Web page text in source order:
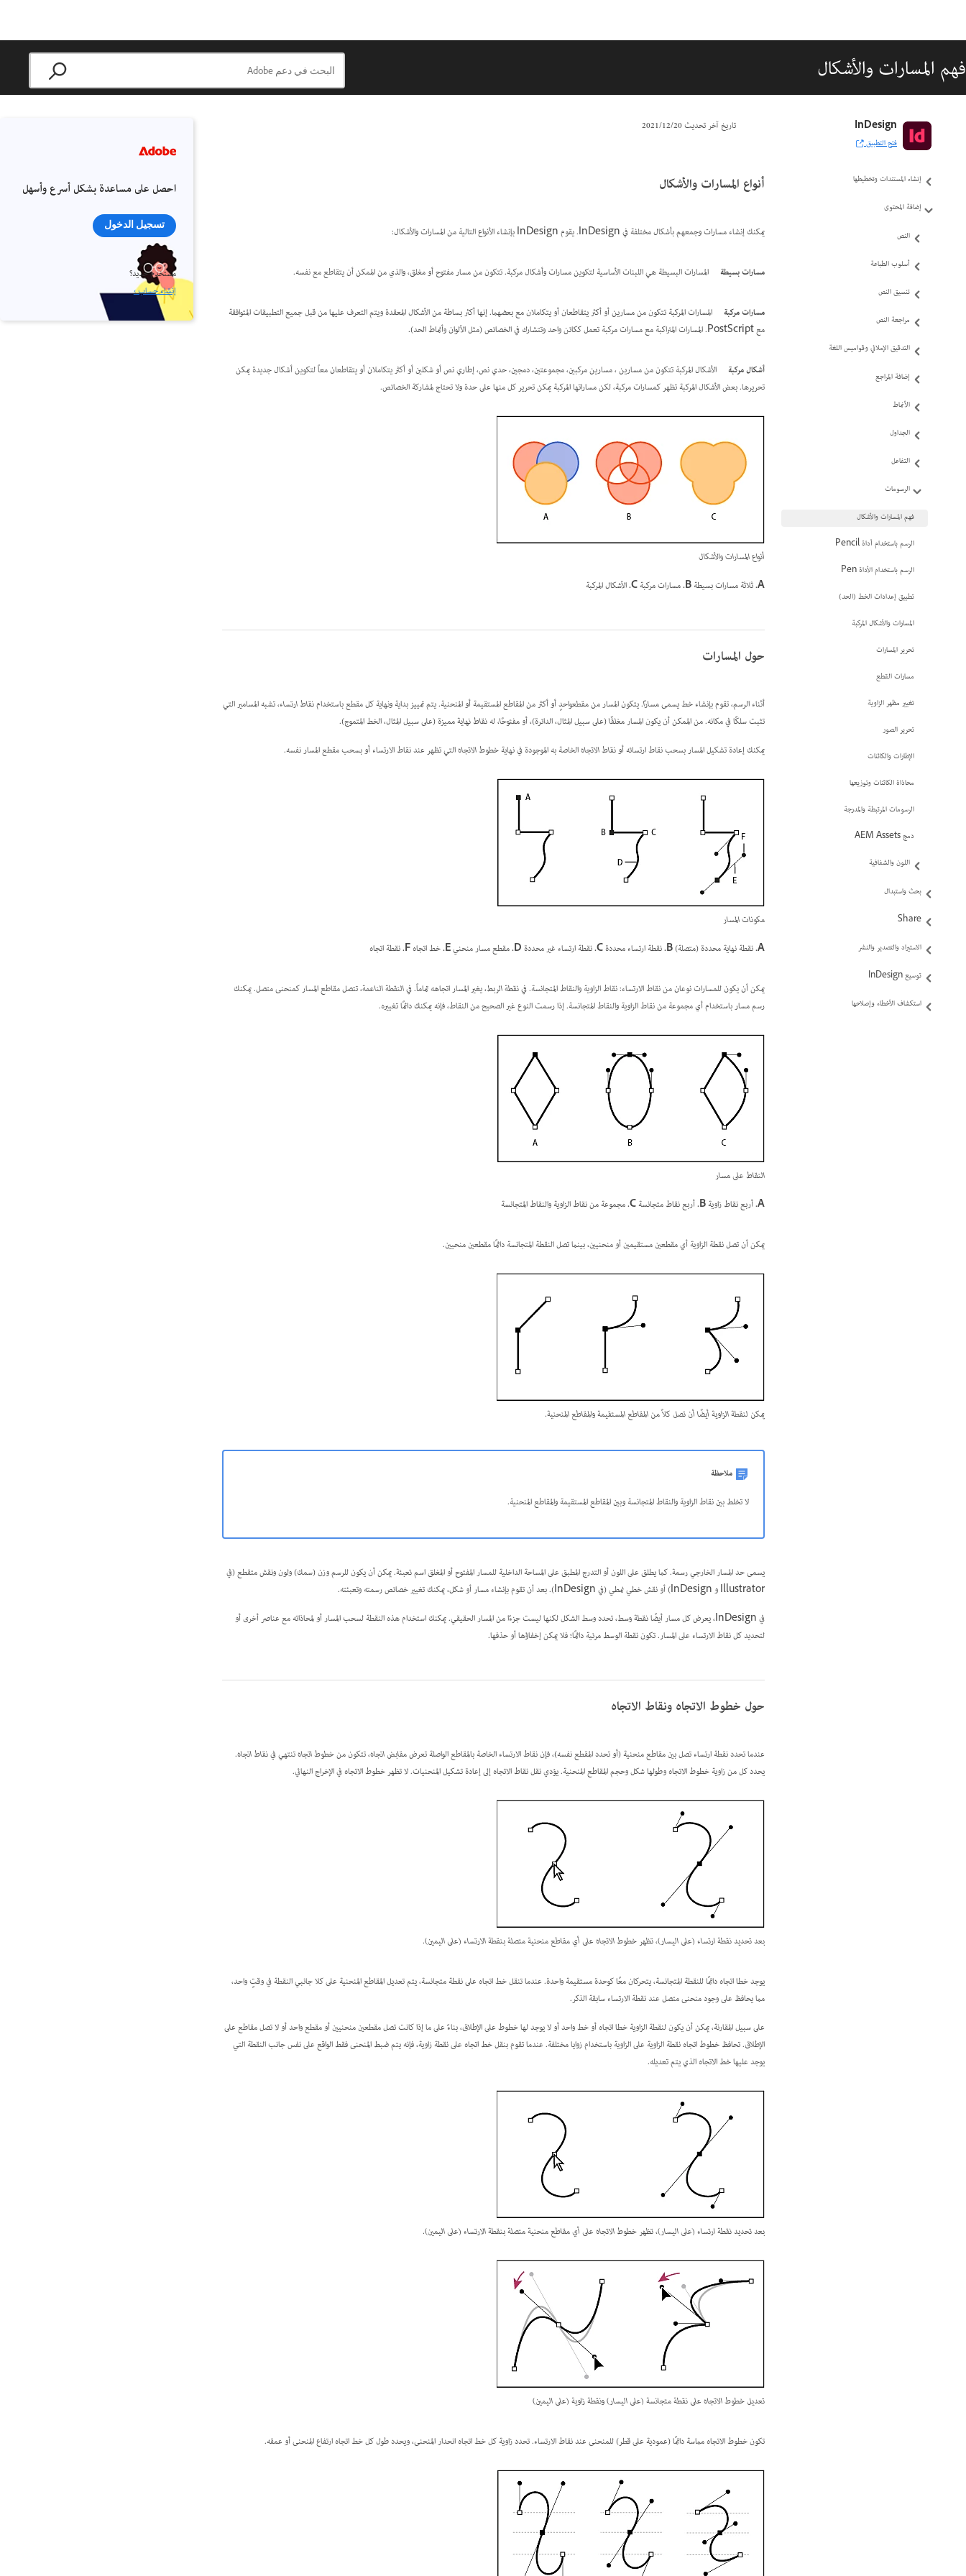
فهم المسارات والأشكال
تاريخ آخر تحديث20‏/12‏/2021 InDesign
فتح التطبيق
دليل مستخدم InDesign
التعرّف على InDesign
إنشاء المستندات وتخطيطها
إضافة المحتوى
النص
أسلوب الطباعة
تنسيق النص
مراجعة النص
التدقيق الإملائي وقواميس اللغة
إضافة المراجع
الأنماط
الجداول
التفاعل
الرسومات
فهم المسارات والأشكال
الرسم باستخدام أداة Pencil
الرسم باستخدام الأداة Pen
تطبيق إعدادات الخط (الحد)
المسارات والأشكال المركبة
تحرير المسارات
مسارات القطع
تغيير مظهر الزاوية
تحرير الصور
الإطارات والكائنات
محاذاة الكائنات وتوزيعها
الرسومات المرتبطة والمدرجة
دمج AEM Assets
اللون والشفافية
بحث واستبدال
Share
الاستيراد والتصدير والنشر
توسيع InDesign
استكشاف الأخطاء وإصلاحها
أنواع المسارات والأشكال
يمكنك إنشاء مسارات وجمعهم بأشكال مختلفة في InDesign. يقوم InDesign بإنشاء الأنواع التالية من المسارات والأشكال:
مسارات بسيطة المسارات البسيطة هي اللبنات الأساسية لتكوين مسارات وأشكال مركبة. تتكون من مسار مفتوح أو مغلق، والذي من الممكن أن يتقاطع مع نفسه.
مسارات مركبة
المسارات المركبة تتكون من مسارين أو أكثر يتقاطعان أو يتكاملان مع بعضهما. إنها أكثر بساطة من الأشكال المعقدة ويتم التعرف عليها من قبل جميع التطبيقات المتوافقة
مع PostScript. المسارات المتراكبة مع مسارات مركبة تعمل ككائن واحد وتتشارك في الخصائص (مثل الألوان وأنماط الحد).
أشكال مركبة
الأشكال المركبة تتكون من مسارين ، مسارين مركبين، مجموعتين، دمجين، حدي نص، إطاري نص أو شكلين أو أكثر يتكاملان أو يتقاطعان معاً لتكوين أشكال جديدة يمكن
تحريرها. بعض الأشكال المركبة تظهر كمسارات مركبة، لكن مساراتها المركبة يمكن تحرير كل منها على حدة ولا تحتاج لمشاركة الخصائص.
أنواع المسارات والأشكال
A. ثلاثة مسارات بسيطةB. مسارات مركبةC. الأشكال المركبة
حول المسارات
أثناء الرسم، تقوم بإنشاء خط يسمىمسارًا. يتكون المسار منمقطعواحدٍ أو أكثر من المقاطع المستقيمة أو المنحنية. يتم تمييز بداية ونهاية كل مقطع باستخدامنقاط ارتساء، تشبه المسامير التي
تثبت سلكًا في مكانه. من الممكن أن يكون المسارمغلقًا(على سبيل المثال، الدائرة)، أومفتوحًا، لهنقاط نهايةمميزة (على سبيل المثال، الخط المتموج).
يمكنك إعادة تشكيل المسار بسحب نقاط ارتسائه أونقاط الاتجاهالخاصة به الموجودة في نهايةخطوط الاتجاهالتي تظهر عند نقاط الارتساء أو بسحب مقطع المسار نفسه.
مكونات المسار
A. نقطة نهاية محددة (متصلة)B. نقطة ارتساء محددةC. نقطة ارتساء غير محددةD. مقطع مسار منحنيE. خط اتجاهF. نقطة اتجاه
يمكن أن يكون للمسارات نوعان من نقاط الارتساء: نقاط الزاوية والنقاط المتجانسة. فينقطة الربط، يغير المسار اتجاهه تماماً. فيالنقطة الناعمة، تتصل مقاطع المسار كمنحنى متصل. يمكنك
رسم مسار باستخدام أي مجموعة من نقاط الزاوية والنقاط المتجانسة. إذا رسمت النوع غير الصحيح من النقاط، فإنه يمكنك دائمًا تغييره.
النقاط على مسار
A. أربع نقاط زاويةB. أربع نقاط متجانسةC. مجموعة من نقاط الزاوية والنقاط المتجانسة
يمكن أن تصل نقطة الزاوية أي مقطعين مستقيمين أو منحنيين، بينما تصل النقطة المتجانسة دائمًا مقطعين منحيين.
يمكن لنقطة الزاوية أيضًا أن تصل كلاً من المقاطع المستقيمة والمقاطع المنحنية.
ملاحظة
لا تخلط بين نقاط الزاوية والنقاط المتجانسة وبين المقاطع المستقيمة والمقاطع المنحنية.
يسمى حد المسار الخارجيرسمة. كما يطلق على اللون أو التدرج المطبق على المساحة الداخلية للمسار المفتوح أو المغلق اسمتعبئة. يمكن أن يكون للرسم وزن (سمك) ولون ونقش متقطع (في
Illustrator و InDesign) أو نقش خطي نمطي (في InDesign). بعد أن تقوم بإنشاء مسار أو شكل، يمكنك تغيير خصائص رسمته وتعبئته.
في InDesign، يعرض كل مسار أيضًا
نقطة وسط، تحدد وسط الشكل لكنها ليست جزءًا من المسار الحقيقي. يمكنك استخدام هذه النقطة لسحب المسار أو لمحاذاته مع عناصر أخرى أو
لتحديد كل نقاط الارتساء على المسار. تكون نقطة الوسط مرئية دائمًا؛ فلا يمكن إخفاؤها أو حذفها.
حول خطوط الاتجاه ونقاط الاتجاه
عندما تحدد نقطة ارتساء تصل بين مقاطع منحنية (أو تحدد المقطع نفسه)، فإن نقاط الارتساء الخاصة بالمقاطع الواصلة تعرضمقابض اتجاه، تتكون منخطوط اتجاهتنتهي فينقاط اتجاه.
يحدد كل من زاوية خطوط الاتجاه وطولها شكل وحجم المقاطع المنحنية. يؤدي نقل نقاط الاتجاه إلى إعادة تشكيل المنحنيات. لا تظهر خطوط الاتجاه في الإخراج النهائي.
بعد تحديد نقطة ارتساء (على اليسار)، تظهر خطوط الاتجاه على أي مقاطع منحنية متصلة بنقطة الارتساء (على اليمين).
يوجد خطا اتجاه دائمًا للنقطة المتجانسة، يتحركان معًا كوحدة مستقيمة واحدة. عندما تنقل خط اتجاه على نقطة متجانسة، يتم تعديل المقاطع المنحنية على كلا جانبي النقطة في وقتٍ واحد،
مما يحافظ على وجود منحنى متصل عند نقطة الارتساء سابقة الذكر.
على سبيل المقارنة، يمكن أن يكون لنقطة الزاوية خطا اتجاه أو خط واحد أو لا يوجد لها خطوط على الإطلاق، بناءً على ما إذا كانت تصل مقطعين منحنيين أو مقطع واحد أو لا تصل مقاطع على
الإطلاق. تحافظ خطوط اتجاه نقطة الزاوية على الزاوية باستخدام زوايا مختلفة. عندما تقوم بنقل خط اتجاه على نقطة زاوية، فإنه يتم ضبط المنحنى فقط الواقع على نفس جانب النقطة التي
يوجد عليها خط الاتجاه الذي يتم تعديله.
بعد تحديد نقطة ارتساء (على اليسار)، تظهر خطوط الاتجاه على أي مقاطع منحنية متصلة بنقطة الارتساء (على اليمين).
تعديل خطوط الاتجاه على نقطة متجانسة (على اليسار) ونقطة زاوية (على اليمين)
تكون خطوط الاتجاه مماسة دائمًا (عمودية على قطر) للمنحنى عند نقاط الارتساء. تحدد زاوية كل خط اتجاه انحدار المنحنى، ويحدد طول كل خط اتجاه ارتفاع المنحنى أو عمقه.
احصل على مساعدة بشكل أسرع وأسهل
تسجيل الدخول
مستخدم جديد؟
إنشاء حساب ›